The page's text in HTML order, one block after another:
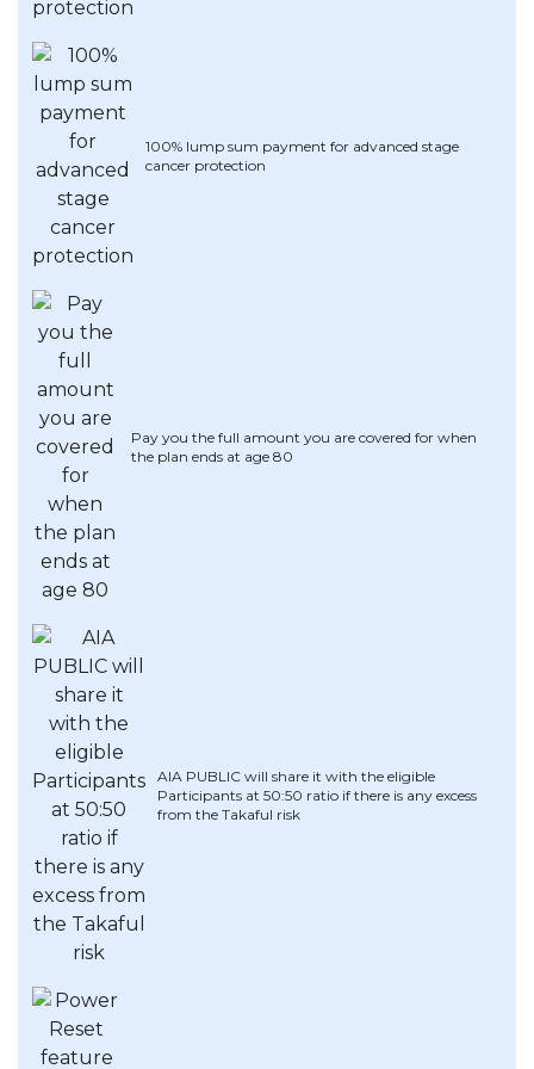
Pinjaman Peribadi
Kad
Insurans
Pelaburan
Pengurusan Kewangan
Pinjaman Perumahan
Pinjaman Kereta
Gaya Hidup
SPECIAL PROMO
Promo RHB Bank Kad Kredit
100% lump sum payment for advanced stage
cancer protection
Pay you the full amount you are covered for when
the plan ends at age 80
AIA PUBLIC will share it with the eligible
Participants at 50:50 ratio if there is any excess
from the Takaful risk